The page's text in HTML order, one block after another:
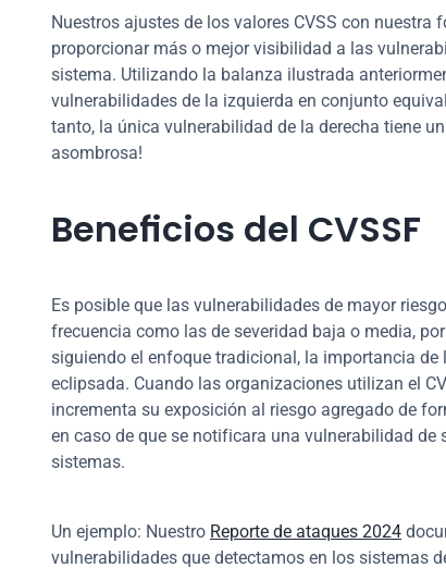
Nuestros ajustes de los valores CVSS con nuestra
proporcionar más o mejor visibilidad a las
sistema. Utilizando la balanza ilustrada
vulnerabilidades de la izquierda en conjunto
tanto, la única vulnerabilidad de la derecha tiene
asombrosa!
Beneficios del CVSSF
Es posible que las vulnerabilidades de mayor
frecuencia como las de severidad baja o media,
siguiendo el enfoque tradicional, la importancia
eclipsada. Cuando las organizaciones utilizan el
incrementa su exposición al riesgo agregado de
en caso de que se notificara una vulnerabilidad de
sistemas.
Un ejemplo: Nuestro Reporte de ataques 2024
vulnerabilidades que detectamos en los sistemas